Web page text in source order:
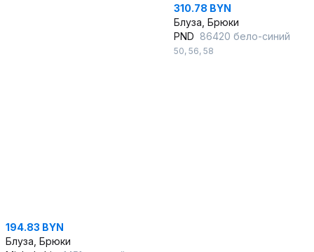
194.83 BYN
Блуза, Брюки
310.78 BYN
Блуза, Брюки
PND 86420 бело-синий
50, 56, 58